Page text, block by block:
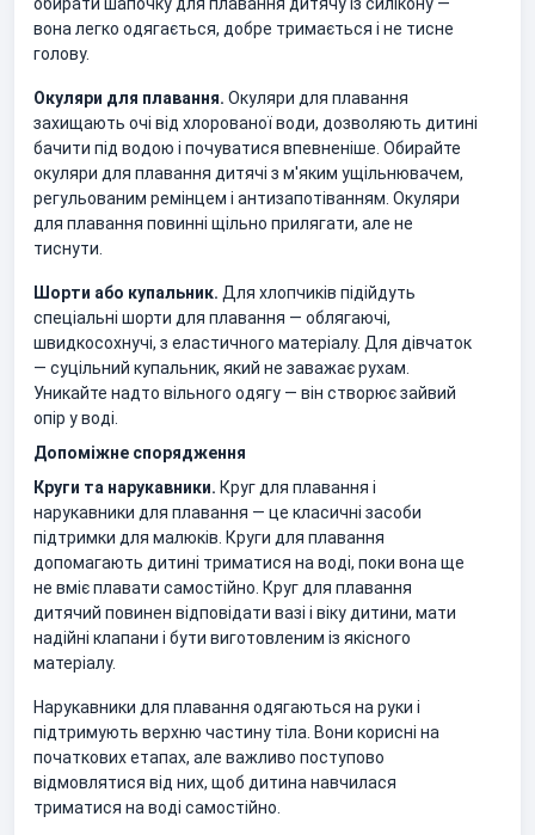
вона легко одягається, добре тримається і не тисне
голову.
Окуляри для плавання. Окуляри для плавання
захищають очі від хлорованої води, дозволяють дитині
бачити під водою і почуватися впевненіше. Обирайте
окуляри для плавання дитячі з м'яким ущільнювачем,
регульованим ремінцем і антизапотіванням. Окуляри
для плавання повинні щільно прилягати, але не
тиснути.
Шорти або купальник. Для хлопчиків підійдуть
спеціальні шорти для плавання — облягаючі,
швидкосохнучі, з еластичного матеріалу. Для дівчаток
— суцільний купальник, який не заважає рухам.
Уникайте надто вільного одягу — він створює зайвий
опір у воді.
Допоміжне спорядження
Круги та нарукавники. Круг для плавання і
нарукавники для плавання — це класичні засоби
підтримки для малюків. Круги для плавання
допомагають дитині триматися на воді, поки вона ще
не вміє плавати самостійно. Круг для плавання
дитячий повинен відповідати вазі і віку дитини, мати
надійні клапани і бути виготовленим із якісного
матеріалу.
Нарукавники для плавання одягаються на руки і
підтримують верхню частину тіла. Вони корисні на
початкових етапах, але важливо поступово
відмовлятися від них, щоб дитина навчилася
триматися на воді самостійно.